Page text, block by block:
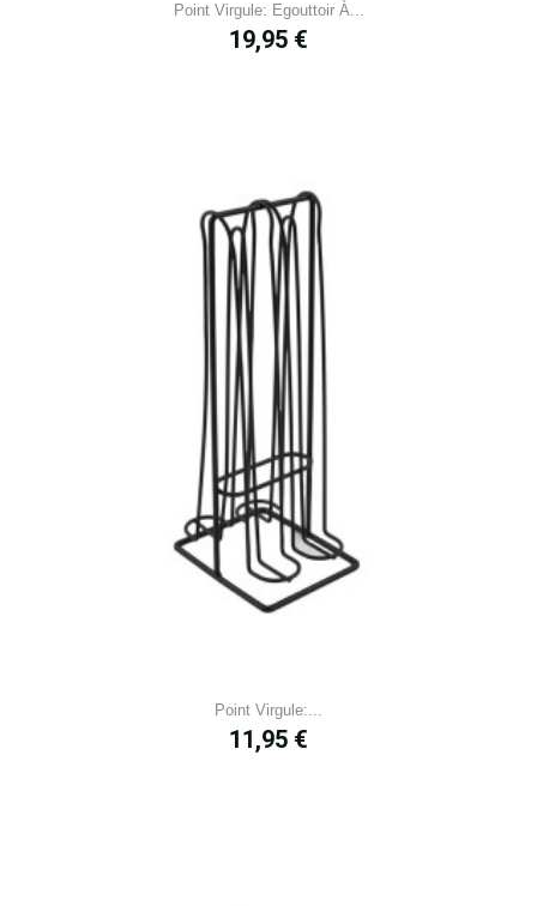
Point Virgule: Egouttoir À...
Prix
19,95 €
Point Virgule:...
Prix
11,95 €